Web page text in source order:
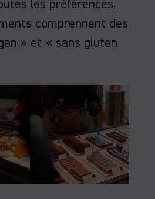
les préférences,
comprennent des
» et « sans gluten